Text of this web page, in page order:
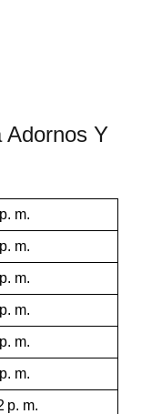
Adornos Y
m.
m.
m.
m.
m.
m.
p. m.